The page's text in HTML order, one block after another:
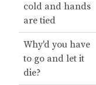
cold and hands
are tied
Why'd you have
to go and let it
die?